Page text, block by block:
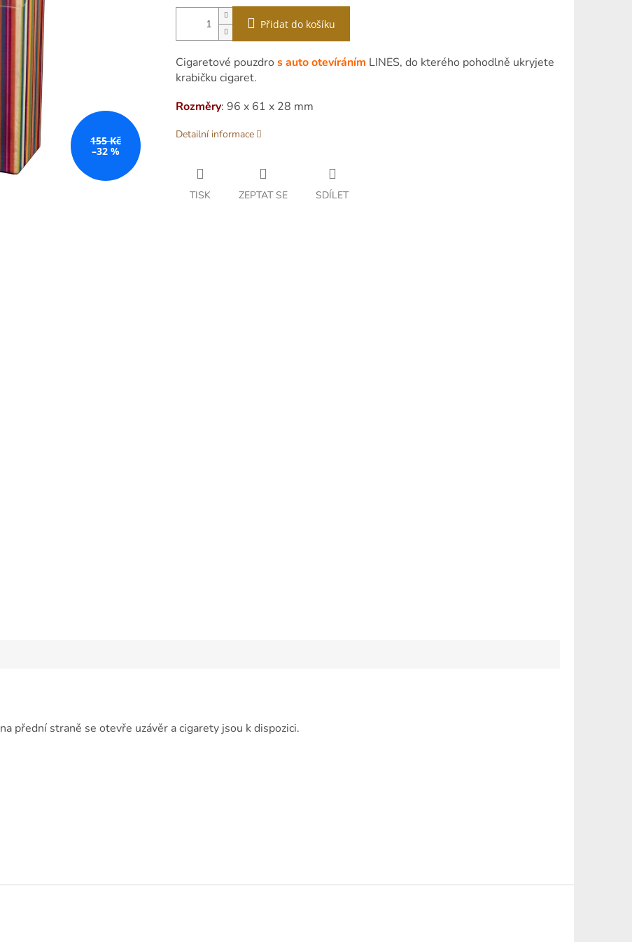
155 Kč
–32 %
Přidat do košíku
Cigaretové pouzdro s auto otevíráním LINES, do kterého pohodlně ukryjete
krabičku cigaret.
Rozměry: 96 x 61 x 28 mm
Detailní informace
TISK ZEPTAT SE SDÍLET
na přední straně se otevře uzávěr a cigarety jsou k dispozici.